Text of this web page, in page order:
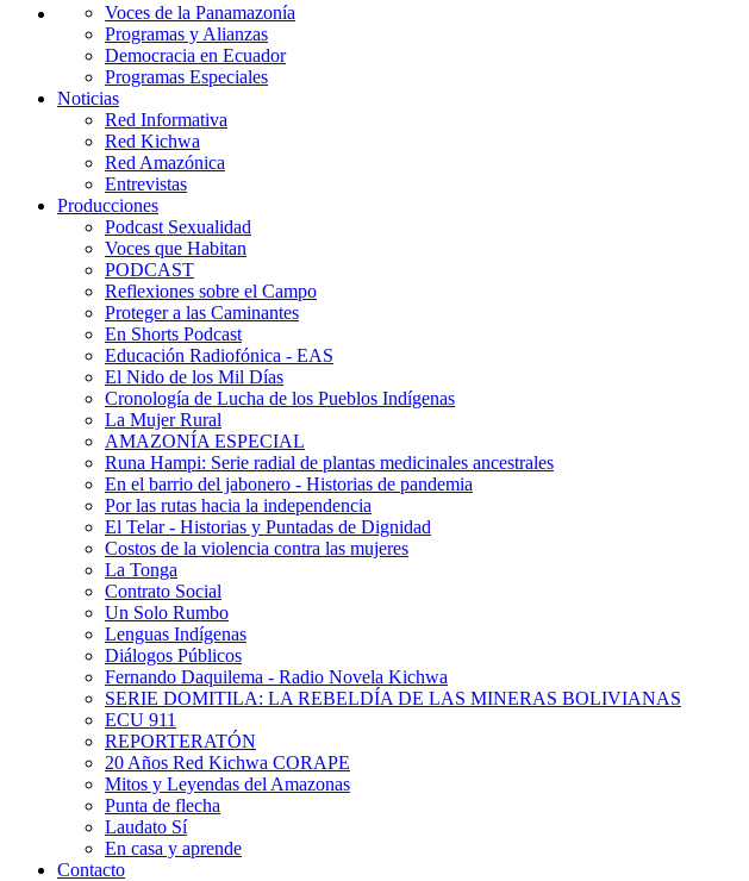
Voces de la Panamazonía
Programas y Alianzas
Democracia en Ecuador
Programas Especiales
Noticias
Red Informativa
Red Kichwa
Red Amazónica
Entrevistas
Producciones
Podcast Sexualidad
Voces que Habitan
PODCAST
Reflexiones sobre el Campo
Proteger a las Caminantes
En Shorts Podcast
Educación Radiofónica - EAS
El Nido de los Mil Días
Cronología de Lucha de los Pueblos Indígenas
La Mujer Rural
AMAZONÍA ESPECIAL
Runa Hampi: Serie radial de plantas medicinales ancestrales
En el barrio del jabonero - Historias de pandemia
Por las rutas hacia la independencia
El Telar - Historias y Puntadas de Dignidad
Costos de la violencia contra las mujeres
La Tonga
Contrato Social
Un Solo Rumbo
Lenguas Indígenas
Diálogos Públicos
Fernando Daquilema - Radio Novela Kichwa
SERIE DOMITILA: LA REBELDÍA DE LAS MINERAS BOLIVIANAS
ECU 911
REPORTERATÓN
20 Años Red Kichwa CORAPE
Mitos y Leyendas del Amazonas
Punta de flecha
Laudato Sí
En casa y aprende
Contacto